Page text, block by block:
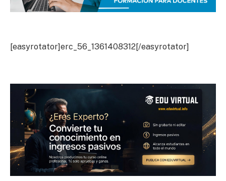
[easyrotator]erc_56_1361408312[/easyrotator]